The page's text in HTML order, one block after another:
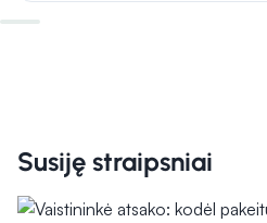
Susiję straipsniai